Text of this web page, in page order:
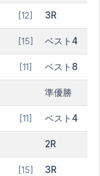
[12] 3R
[15] ベスト4
[11] ベスト8
準優勝
[11] ベスト4
2R
[15] 3R